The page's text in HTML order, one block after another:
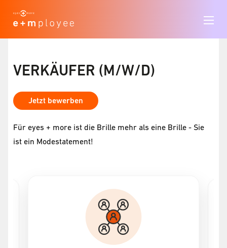
VERKÄUFER (M/W/D)
Jetzt bewerben
Für eyes + more ist die Brille mehr als eine Brille - Sie
ist ein Modestatement!